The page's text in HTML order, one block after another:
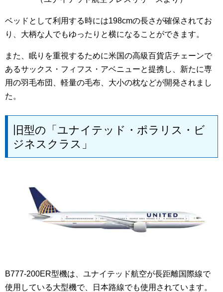
ベッドとして利用する時には198cmの長さが確保されてお
り、大柄な人でもゆったりと横になることができます。
また、眠りを重視するために米国の高級百貨店チェーンで
あるサックス・フィフス・アベニューと提携し、新たに専
用の羽毛布団、軽量の毛布、大小の枕などが開発されまし
た。
旧型の「ユナイテッド・ポラリス・ビ
ジネスクラス」
B777-200ER型機は、ユナイテッド航空が長距離国際線で
使用している大型機で、日本路線でも使用されています。